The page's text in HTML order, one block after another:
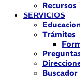
SERVICIOS
Trámites
Buscador